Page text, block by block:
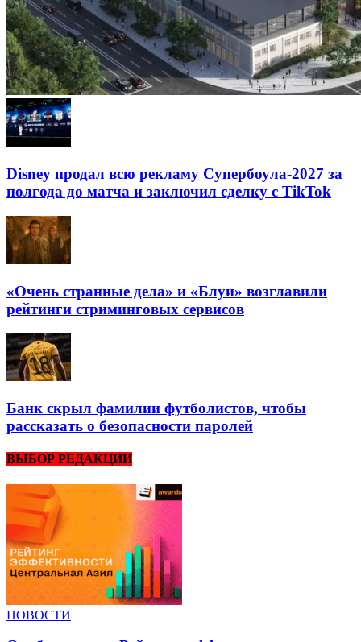
Disney продал всю рекламу Супербоула-2027 за
полгода до матча и заключил сделку с TikTok
«Очень странные дела» и «Блуи» возглавили
рейтинги стриминговых сервисов
Банк скрыл фамилии футболистов, чтобы
рассказать о безопасности паролей
ВЫБОР РЕДАКЦИИ
НОВОСТИ